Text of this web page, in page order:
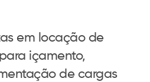
em locação de
içamento,
de cargas